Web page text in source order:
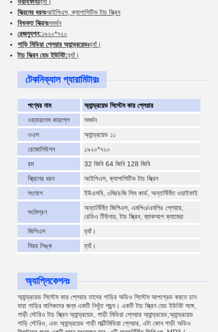
ওয়াইফাইঃহ্যাঁ।
স্ক্রিনের ধরনঃআইপিএস, ক্যাপাসিটিভ টাচ স্ক্রিন
বিভক্ত স্ক্রিনঃসমর্থন
রেজল্যুশন:১৯২০*৭২০
গাড়ি মিডিয়া প্লেয়ার অ্যান্ড্রয়েডঃহ্যাঁ।
টাচ স্ক্রিন হেড ইউনিট:হ্যাঁ।
টেকনিক্যাল প্যারামিটারঃ
পণ্যের নাম
অ্যান্ড্রয়েড সিস্টেম কার প্লেয়ার
ওয়্যারলেস কারপ্লে
সমর্থন
ওএস
অ্যান্ড্রয়েড ১১
রেজোলিউশন
১৯২০*৭২০
রম
32 জিবি 64 জিবি 128 জিবি
স্ক্রিনের ধরন
আইপিএস, ক্যাপাসিটিভ টাচ স্ক্রিন
সংযোগ
ইউএসবি, ৩জি/৪জি সিম কার্ড, অন্তর্নির্মিত ওয়াইফাই
সংমিশ্রণ
অন্তর্নির্মিত জিপিএস, এমপি৩/এমপি৪ প্লেয়ার,
রেডিও টিউনার, টাচ স্ক্রিন, ব্যাকআপ ক্যামেরা
জিপিএস
হ্যাঁ।
মিরর লিঙ্ক
হ্যাঁ।
অ্যাপ্লিকেশনঃ
অ্যান্ড্রয়েড সিস্টেম কার প্লেয়ার তাদের গাড়ির অডিও সিস্টেম আপগ্রেড করতে চান
যারা গাড়ির মালিকদের জন্য একটি নিখুঁত পছন্দ। একটি টাচ স্ক্রিন হেড ইউনিট সঙ্গে,
গাড়ী স্টেরিও টাচ স্ক্রিন অ্যান্ড্রয়েড, গাড়ী মিডিয়া প্লেয়ার অ্যান্ড্রয়েড,অ্যান্ড্রয়েড
গাড়ি স্টেরিও, এবং অ্যান্ড্রয়েড গাড়ী মাল্টিমিডিয়া প্লেয়ার, এটা কোন গাড়ী অডিও